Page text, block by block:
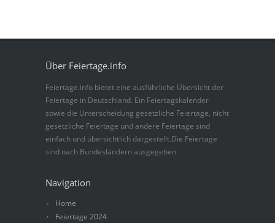
Über Feiertage.info
Feiertage.info bietet eine ausführliche Übersicht der
Feiertage in Deutschland. Ein Feiertagskalender
sowie die Unterscheidung gesetzliche Feiertage, nicht
gesetzliche Feiertage und andere Feiertage sind
einfach und übersichtlich dargestellt.Die Feiertage
sind nach Bundesländern ausgegeben.
Navigation
Home
Feiertage 2024